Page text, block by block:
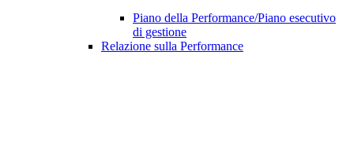
Piano della Performance/Piano esecutivo
di gestione
Relazione sulla Performance